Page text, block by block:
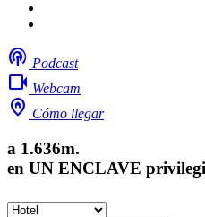
podcasts Podcast
videocam Webcam
home_pin Cómo llegar
a 1.636m.
en UN ENCLAVE